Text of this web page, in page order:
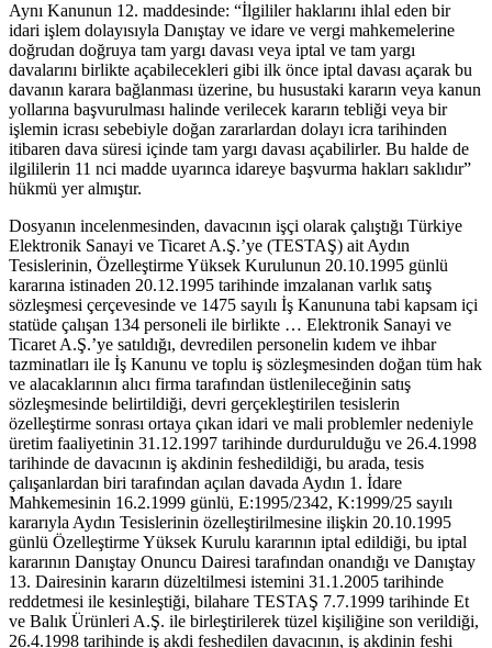
Aynı Kanunun 12. maddesinde: “İlgililer haklarını ihlal eden bir
idari işlem dolayısıyla Danıştay ve idare ve vergi mahkemelerine
doğrudan doğruya tam yargı davası veya iptal ve tam yargı
davalarını birlikte açabilecekleri gibi ilk önce iptal davası açarak bu
davanın karara bağlanması üzerine, bu husustaki kararın veya kanun
yollarına başvurulması halinde verilecek kararın tebliği veya bir
işlemin icrası sebebiyle doğan zararlardan dolayı icra tarihinden
itibaren dava süresi içinde tam yargı davası açabilirler. Bu halde de
ilgililerin 11 nci madde uyarınca idareye başvurma hakları saklıdır”
hükmü yer almıştır.
Dosyanın incelenmesinden, davacının işçi olarak çalıştığı Türkiye
Elektronik Sanayi ve Ticaret A.Ş.’ye (TESTAŞ) ait Aydın
Tesislerinin, Özelleştirme Yüksek Kurulunun 20.10.1995 günlü
kararına istinaden 20.12.1995 tarihinde imzalanan varlık satış
sözleşmesi çerçevesinde ve 1475 sayılı İş Kanununa tabi kapsam içi
statüde çalışan 134 personeli ile birlikte … Elektronik Sanayi ve
Ticaret A.Ş.’ye satıldığı, devredilen personelin kıdem ve ihbar
tazminatları ile İş Kanunu ve toplu iş sözleşmesinden doğan tüm hak
ve alacaklarının alıcı firma tarafından üstlenileceğinin satış
sözleşmesinde belirtildiği, devri gerçekleştirilen tesislerin
özelleştirme sonrası ortaya çıkan idari ve mali problemler nedeniyle
üretim faaliyetinin 31.12.1997 tarihinde durdurulduğu ve 26.4.1998
tarihinde de davacının iş akdinin feshedildiği, bu arada, tesis
çalışanlardan biri tarafından açılan davada Aydın 1. İdare
Mahkemesinin 16.2.1999 günlü, E:1995/2342, K:1999/25 sayılı
kararıyla Aydın Tesislerinin özelleştirilmesine ilişkin 20.10.1995
günlü Özelleştirme Yüksek Kurulu kararının iptal edildiği, bu iptal
kararının Danıştay Onuncu Dairesi tarafından onandığı ve Danıştay
13. Dairesinin kararın düzeltilmesi istemini 31.1.2005 tarihinde
reddetmesi ile kesinleştiği, bilahare TESTAŞ 7.7.1999 tarihinde Et
ve Balık Ürünleri A.Ş. ile birleştirilerek tüzel kişiliğine son verildiği,
26.4.1998 tarihinde iş akdi feshedilen davacının, iş akdinin feshi